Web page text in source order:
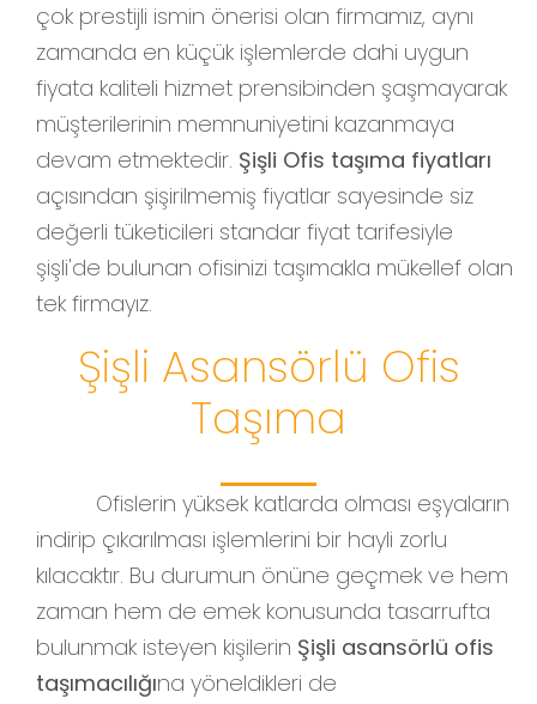
çok prestijli ismin önerisi olan firmamız, aynı
zamanda en küçük işlemlerde dahi uygun
fiyata kaliteli hizmet prensibinden şaşmayarak
müşterilerinin memnuniyetini kazanmaya
devam etmektedir. Şişli Ofis taşıma fiyatları
açısından şişirilmemiş fiyatlar sayesinde siz
değerli tüketicileri standar fiyat tarifesiyle
şişli'de bulunan ofisinizi taşımakla mükellef olan
tek firmayız.
Şişli Asansörlü Ofis
Taşıma
Ofislerin yüksek katlarda olması eşyaların
indirip çıkarılması işlemlerini bir hayli zorlu
kılacaktır. Bu durumun önüne geçmek ve hem
zaman hem de emek konusunda tasarrufta
bulunmak isteyen kişilerin Şişli asansörlü ofis
taşımacılığına yöneldikleri de